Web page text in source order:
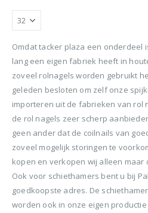
Omdat tacker plaza een onderdeel
lang een eigen fabriek heeft in
zoveel rolnagels worden gebruikt
geleden besloten om zelf onze
importeren uit de fabrieken van rol
de rol nagels zeer scherp
geen ander dat de coilnails van
zoveel mogelijk storingen te
kopen en verkopen wij alleen maar
Ook voor schiethamers bent u bij
goedkoopste adres. De
worden ook in onze eigen